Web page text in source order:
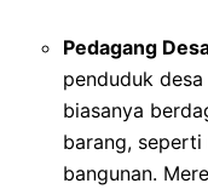
Pedagang
penduduk
biasanya
barang, seperti
bangunan.